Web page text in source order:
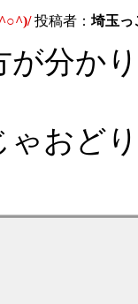
投稿者： 埼玉っ
が分か
ゃおど